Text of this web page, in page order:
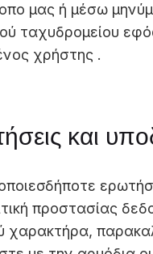
μας ή μέσω
ταχυδρομείου
χρήστης .
και
προστασίας
χαρακτήρα,